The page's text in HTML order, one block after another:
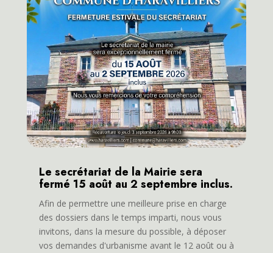
Le secrétariat de la Mairie sera
fermé 15 août au 2 septembre inclus.
Afin de permettre une meilleure prise en charge
des dossiers dans le temps imparti, nous vous
invitons, dans la mesure du possible, à déposer
vos demandes d'urbanisme avant le 12 août ou à